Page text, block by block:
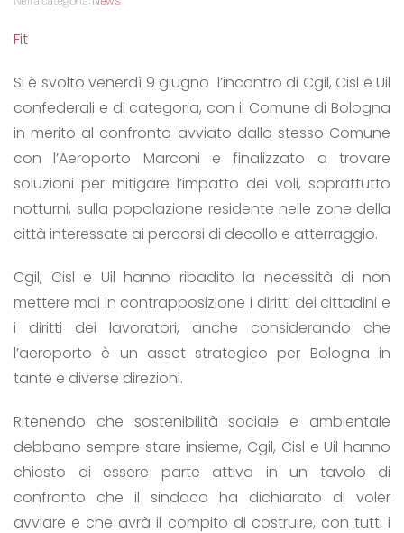
Fit
Si è svolto venerdì 9 giugno l’incontro di Cgil, Cisl e Uil
confederali e di categoria, con il Comune di Bologna
in merito al confronto avviato dallo stesso Comune
con l’Aeroporto Marconi e finalizzato a trovare
soluzioni per mitigare l’impatto dei voli, soprattutto
notturni, sulla popolazione residente nelle zone della
città interessate ai percorsi di decollo e atterraggio.
Cgil, Cisl e Uil hanno ribadito la necessità di non
mettere mai in contrapposizione i diritti dei cittadini e
i diritti dei lavoratori, anche considerando che
l’aeroporto è un asset strategico per Bologna in
tante e diverse direzioni.
Ritenendo che sostenibilità sociale e ambientale
debbano sempre stare insieme, Cgil, Cisl e Uil hanno
chiesto di essere parte attiva in un tavolo di
confronto che il sindaco ha dichiarato di voler
avviare e che avrà il compito di costruire, con tutti i